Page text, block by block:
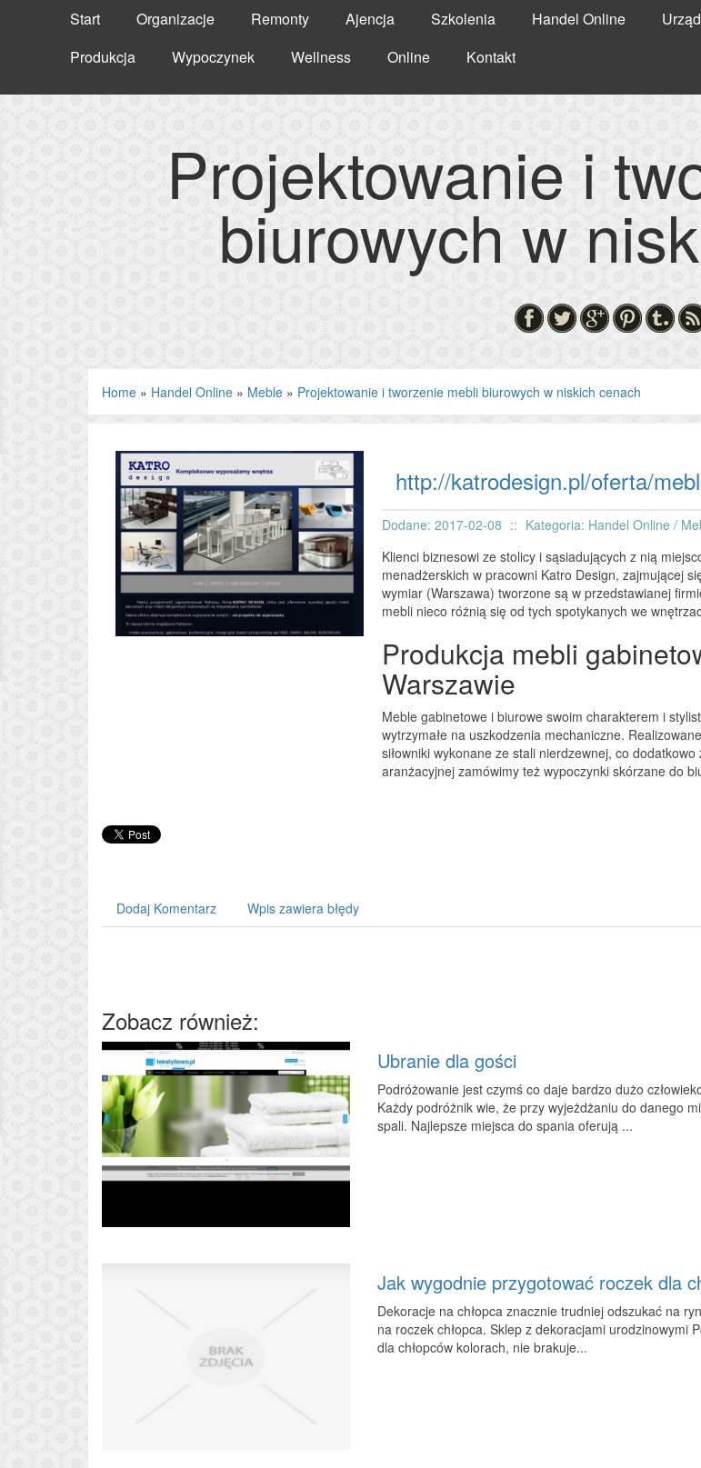
Start Organizacje Remonty Ajencja Szkolenia Handel Online
Produkcja
Wypoczynek Wellness Online Kontakt
Projektowanie i
biurowych w
Home » Handel Online » Meble » Projektowanie i tworzenie mebli biurowych w niskich cenach
http://katrodesign.pl/oferta/
Dodane: 2017-02-08 :: Kategoria: Handel Online /
Klienci biznesowi ze stolicy i sąsiadujących z nią
menadżerskich w pracowni Katro Design, zajmującej
wymiar (Warszawa) tworzone są w przedstawianej
mebli nieco różnią się od tych spotykanych we
Produkcja mebli
Warszawie
Meble gabinetowe i biurowe swoim charakterem i
wytrzymałe na uszkodzenia mechaniczne.
siłowniki wykonane ze stali nierdzewnej, co
aranżacyjnej zamówimy też wypoczynki skórzane do
Dodaj Komentarz Wpis zawiera błędy
Zobacz również:
Ubranie dla gości
Podróżowanie jest czymś co daje bardzo dużo
Każdy podróżnik wie, że przy wyjeżdżaniu do danego
spali. Najlepsze miejsca do spania oferują ...
Jak wygodnie przygotować roczek dla
Dekoracje na chłopca znacznie trudniej odszukać na
na roczek chłopca. Sklep z dekoracjami urodzinowymi
dla chłopców kolorach, nie brakuje...